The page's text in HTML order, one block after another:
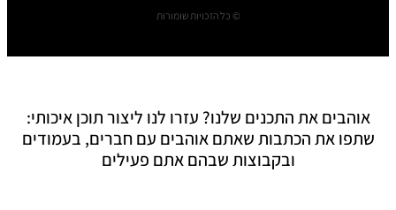
© כל הזכויות שומורות
אוהבים את התכנים שלנו? עזרו לנו ליצור תוכן איכותי:
שתפו את הכתבות שאתם אוהבים עם חברים, בעמודים
ובקבוצות שבהם אתם פעילים